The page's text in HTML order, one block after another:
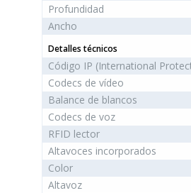
Profundidad
Ancho
Detalles técnicos
Código IP (International
Codecs de vídeo
Balance de blancos
Codecs de voz
RFID lector
Altavoces incorporados
Color
Altavoz